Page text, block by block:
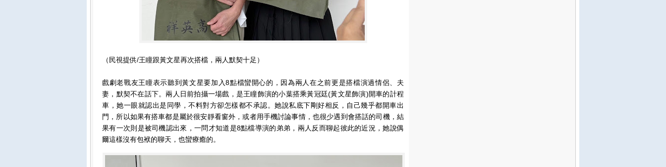
（民視提供/王瞳跟黃文星再次搭檔，兩人默契十足）
戲劇老戰友王瞳表示聽到黃文星要加入8點檔蠻開心的，因為兩人在之前更是搭檔演過情侶、夫
妻，默契不在話下。兩人日前拍攝一場戲，是王瞳飾演的小葉搭乘黃冠廷(黃文星飾演)開車的計程
車，她一眼就認出是同學，不料對方卻怎樣都不承認。她說私底下剛好相反，自己幾乎都開車出
門，所以如果有搭車都是屬於很安靜看窗外，或者用手機討論事情，也很少遇到會搭話的司機，結
果有一次則是被司機認出來，一問才知道是8點檔導演的弟弟，兩人反而聊起彼此的近況，她說偶
爾這樣沒有包袱的聊天，也蠻療癒的。